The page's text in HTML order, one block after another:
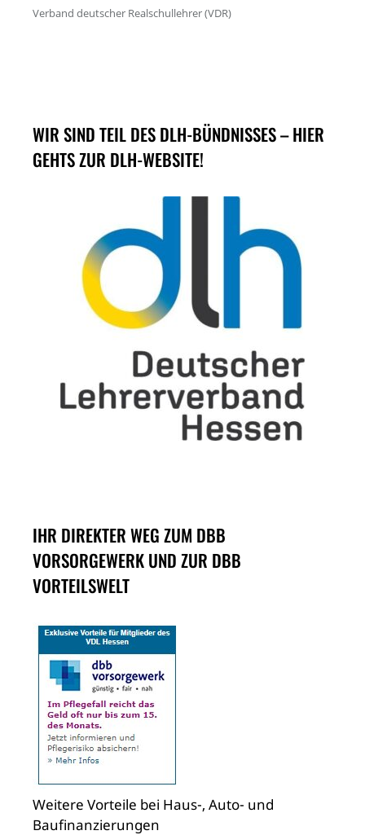
WIR SIND TEIL DES DLH-BÜNDNISSES – HIER
GEHTS ZUR DLH-WEBSITE!
IHR DIREKTER WEG ZUM DBB
VORSORGEWERK UND ZUR DBB
VORTEILSWELT
Weitere Vorteile bei Haus-, Auto- und
Baufinanzierungen